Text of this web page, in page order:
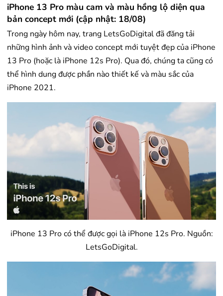
iPhone 13 Pro màu cam và màu hồng lộ diện qua
bản concept mới (cập nhật: 18/08)
Trong ngày hôm nay, trang LetsGoDigital đã đăng tải
những hình ảnh và video concept mới tuyệt đẹp của iPhone
13 Pro (hoặc là iPhone 12s Pro). Qua đó, chúng ta cũng có
thể hình dung được phần nào thiết kế và màu sắc của
iPhone 2021.
iPhone 13 Pro có thể được gọi là iPhone 12s Pro. Nguồn:
LetsGoDigital.